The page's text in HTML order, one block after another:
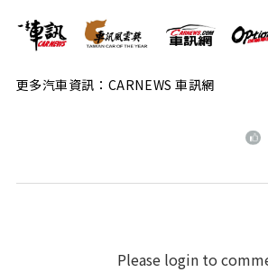
更多汽車資訊：CARNEWS 車訊網
Please login to